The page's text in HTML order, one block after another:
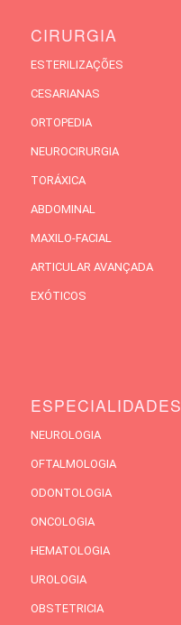
CIRURGIA
ESTERILIZAÇÕES
CESARIANAS
ORTOPEDIA
NEUROCIRURGIA
TORÁXICA
ABDOMINAL
MAXILO-FACIAL
ARTICULAR AVANÇADA
EXÓTICOS
ESPECIALIDADES
NEUROLOGIA
OFTALMOLOGIA
ODONTOLOGIA
ONCOLOGIA
HEMATOLOGIA
UROLOGIA
OBSTETRICIA